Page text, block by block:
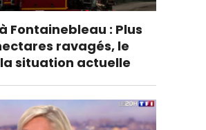
Fontainebleau : Plus
ravagés, le
situation actuelle